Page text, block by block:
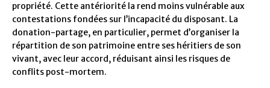
propriété. Cette antériorité la rend moins vulnérable aux
contestations fondées sur l’incapacité du disposant. La
donation-partage, en particulier, permet d’organiser la
répartition de son patrimoine entre ses héritiers de son
vivant, avec leur accord, réduisant ainsi les risques de
conflits post-mortem.